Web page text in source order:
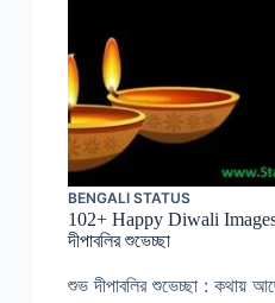
BENGALI STATUS
102+ Happy Diwali
দীপাবলির শুভেচ্ছা
শুভ দীপাবলির শুভেচ্ছা : কথায়